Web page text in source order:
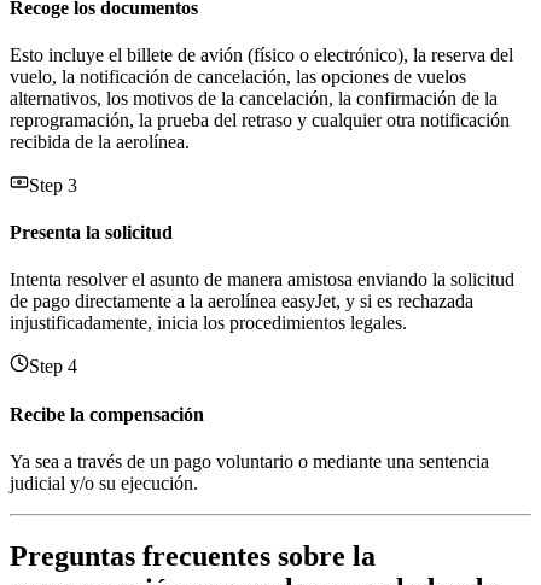
Recoge los documentos
Esto incluye el billete de avión (físico o electrónico), la reserva del
vuelo, la notificación de cancelación, las opciones de vuelos
alternativos, los motivos de la cancelación, la confirmación de la
reprogramación, la prueba del retraso y cualquier otra notificación
recibida de la aerolínea.
Step 3
Presenta la solicitud
Intenta resolver el asunto de manera amistosa enviando la solicitud
de pago directamente a la aerolínea easyJet, y si es rechazada
injustificadamente, inicia los procedimientos legales.
Step 4
Recibe la compensación
Ya sea a través de un pago voluntario o mediante una sentencia
judicial y/o su ejecución.
Preguntas frecuentes sobre la